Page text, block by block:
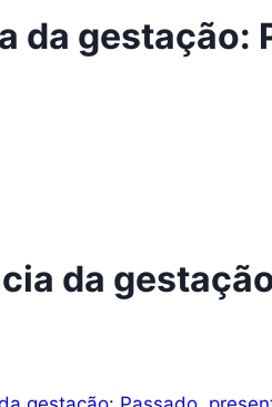
da gestação:
da